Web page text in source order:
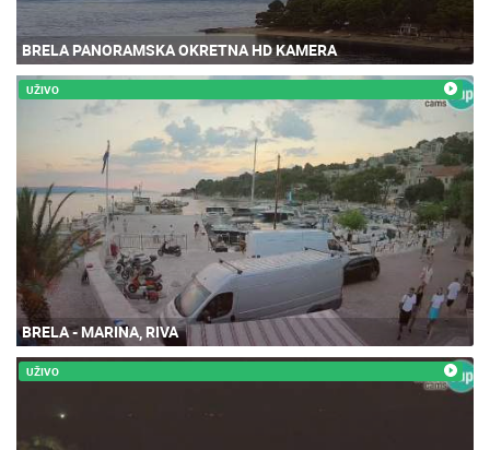
BRELA PANORAMSKA OKRETNA HD KAMERA
UŽIVO
BRELA - MARINA, RIVA
UŽIVO